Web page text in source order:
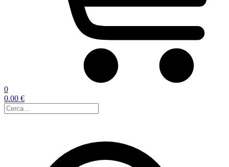
0
0.00 €